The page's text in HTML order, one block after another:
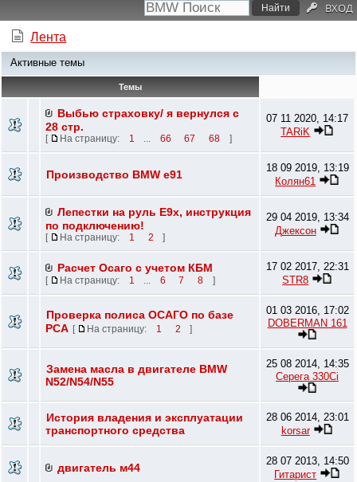
ВХОД
Лента
Активные темы
Темы
Выбью страховку/ я вернулся с
28 стр.
[ На страницу: 1 ... 66 67 68 ]
07 11 2020, 14:17
TARiK
Производство BMW e91
18 09 2019, 13:19
Колян61
Лепестки на руль E9х, инструкция
по подключению!
[ На страницу: 1 2 ]
29 04 2019, 13:34
Джексон
Расчет Осаго с учетом КБМ
[ На страницу: 1 ... 6 7 8 ]
17 02 2017, 22:31
STR8
Проверка полиса ОСАГО по базе
РСА [ На страницу: 1 2 ]
01 03 2016, 17:02
DOBERMAN 161
Замена масла в двигателе BMW
N52/N54/N55
25 08 2014, 14:35
Серега 330Ci
История владения и эксплуатации
транспортного средства
28 06 2014, 23:01
korsar
двигатель м44
28 07 2013, 14:50
Гитарист